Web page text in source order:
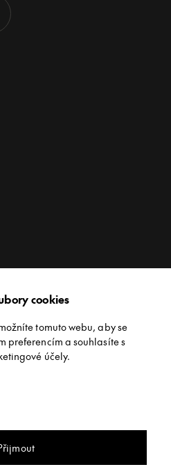
cookies
tomuto webu, aby se
preferencím a souhlasíte s
účely.